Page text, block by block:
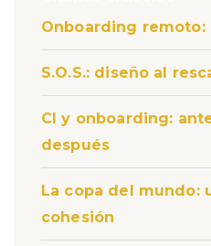
Onboarding
S.O.S.: diseño al
CI y onboarding:
después
La copa del mundo:
cohesión